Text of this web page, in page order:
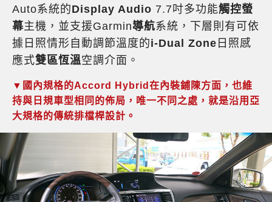
Auto系統的Display Audio 7.7吋多功能觸控螢
幕主機，並支援Garmin導航系統，下層則有可依
據日照情形自動調節溫度的i-Dual Zone 日照感
應式雙區恆溫空調介面。
▼國內規格的Accord Hybrid在內裝鋪陳方面，也維
持與日規車型相同的佈局，唯一不同之處，就是沿用亞
大規格的傳統排檔桿設計。